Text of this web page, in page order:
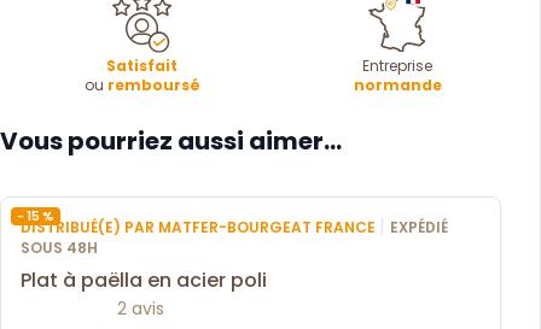
Satisfait
ou remboursé
Entreprise
normande
Vous pourriez aussi aimer...
- 15 %
DISTRIBUÉ(E) PAR MATFER-BOURGEAT FRANCE | EXPÉDIÉ
SOUS 48H
Plat à paëlla en acier poli
2 avis